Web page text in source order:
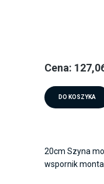
Cena:
DO KOSZYKA
20cm Szyna
wspornik